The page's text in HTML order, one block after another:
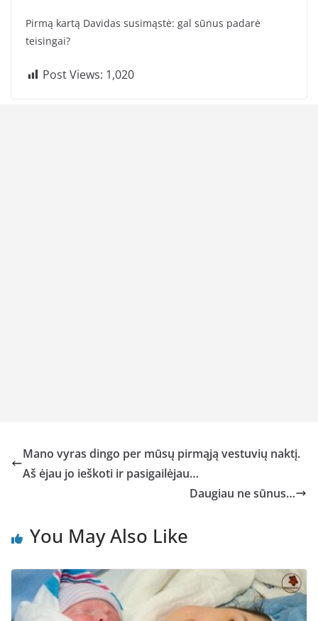
Pirmą kartą Davidas susimąstė: gal sūnus padarė
teisingai?
Post Views: 1,020
Mano vyras dingo per mūsų pirmąją vestuvių naktį.
Aš ėjau jo ieškoti ir pasigailėjau…
Daugiau ne sūnus…
You May Also Like